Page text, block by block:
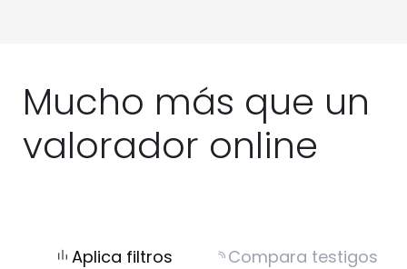
Mucho más que un
valorador online
Aplica filtros Compara testigos